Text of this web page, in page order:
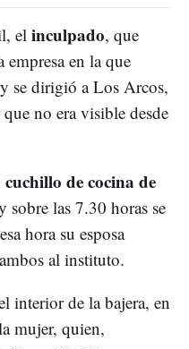
elinculpado, que
empresa en la que
se dirigió a Los Arcos,
no era visible desde
cuchillo de cocina de
sobre las 7.30 horas se
hora su esposa
al instituto.
interior de la bajera, en
mujer, quien,